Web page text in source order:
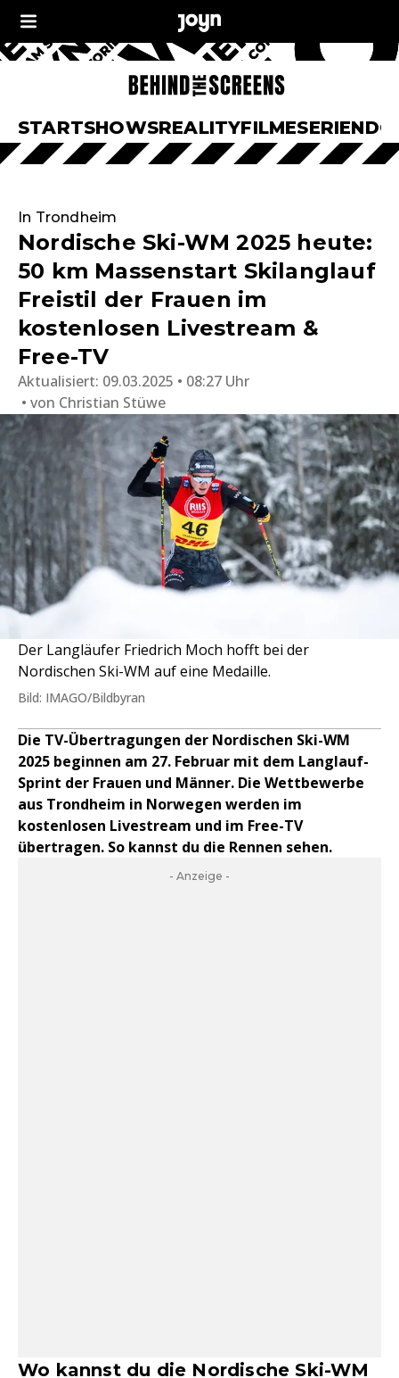
STARTSHOWSREALITYFILMESERIEN
In Trondheim
Nordische Ski-WM 2025 heute:
50 km Massenstart Skilanglauf
Freistil der Frauen im
kostenlosen Livestream &
Free-TV
Aktualisiert: 09.03.2025 • 08:27 Uhr
von Christian Stüwe
Der Langläufer Friedrich Moch hofft bei der
Nordischen Ski-WM auf eine Medaille.
Bild: IMAGO/Bildbyran
Die TV-Übertragungen der Nordischen Ski-WM
2025 beginnen am 27. Februar mit dem Langlauf-
Sprint der Frauen und Männer. Die Wettbewerbe
aus Trondheim in Norwegen werden im
kostenlosen Livestream und im Free-TV
übertragen. So kannst du die Rennen sehen.
- Anzeige -
Wo kannst du die Nordische Ski-WM